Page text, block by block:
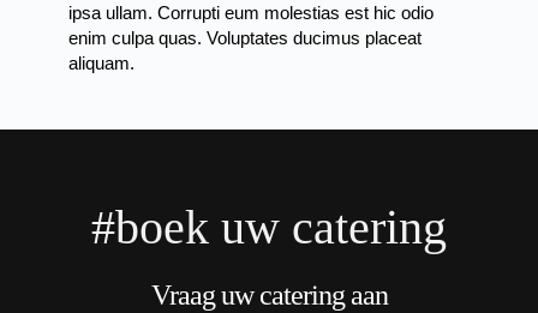
ipsa ullam. Corrupti eum molestias est hic odio
enim culpa quas. Voluptates ducimus placeat
aliquam.
#boek uw catering
Vraag uw catering aan